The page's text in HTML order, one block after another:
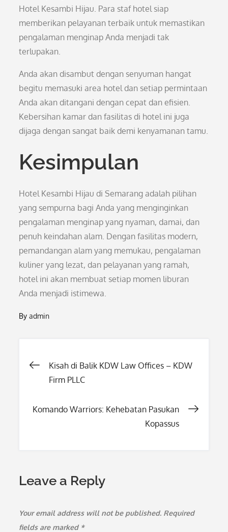
Hotel Kesambi Hijau. Para staf hotel siap
memberikan pelayanan terbaik untuk memastikan
pengalaman menginap Anda menjadi tak
terlupakan.
Anda akan disambut dengan senyuman hangat
begitu memasuki area hotel dan setiap permintaan
Anda akan ditangani dengan cepat dan efisien.
Kebersihan kamar dan fasilitas di hotel ini juga
dijaga dengan sangat baik demi kenyamanan tamu.
Kesimpulan
Hotel Kesambi Hijau di Semarang adalah pilihan
yang sempurna bagi Anda yang menginginkan
pengalaman menginap yang nyaman, damai, dan
penuh keindahan alam. Dengan fasilitas modern,
pemandangan alam yang memukau, pengalaman
kuliner yang lezat, dan pelayanan yang ramah,
hotel ini akan membuat setiap momen liburan
Anda menjadi istimewa.
Byadmin
Post
Kisah di Balik KDW Law Offices – KDW
Firm PLLC
Komando Warriors: Kehebatan Pasukan
Kopassus
Leave a Reply
Your email address will not be published. Required
fields are marked *